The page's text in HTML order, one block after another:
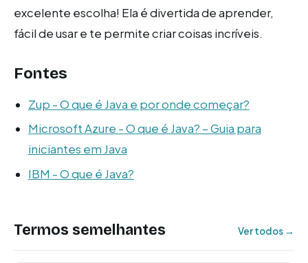
excelente escolha! Ela é divertida de aprender,
fácil de usar e te permite criar coisas incríveis.
Fontes
Zup - O que é Java e por onde começar?
Microsoft Azure - O que é Java? – Guia para
iniciantes em Java
IBM - O que é Java?
Termos semelhantes Ver todos →